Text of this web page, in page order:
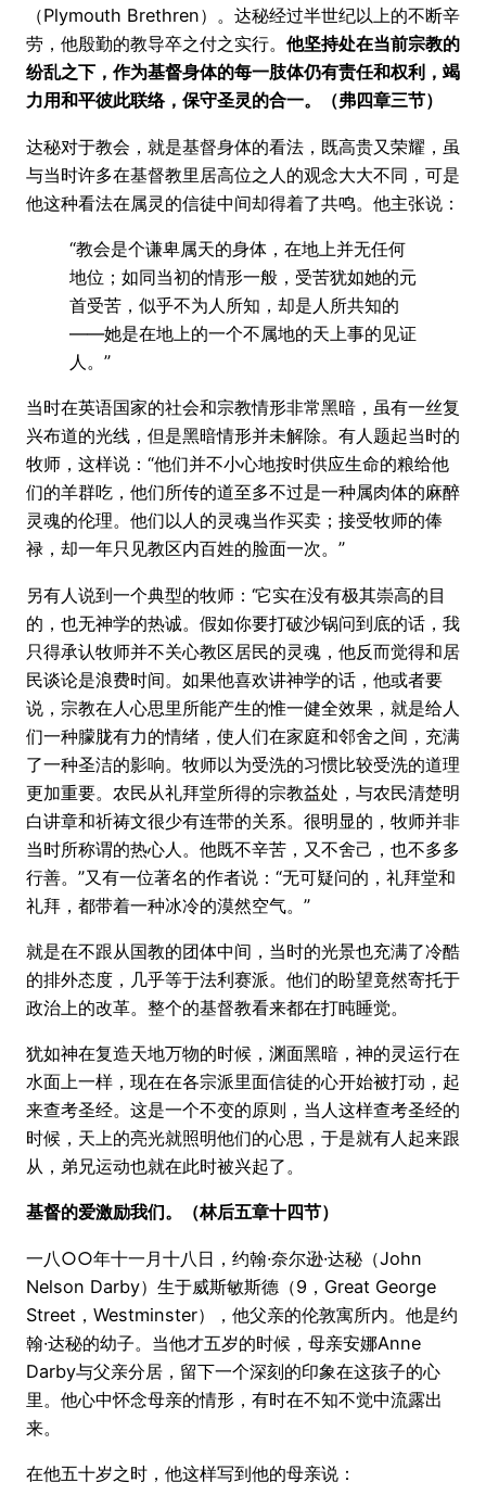
（Plymouth Brethren）。达秘经过半世纪以上的不断辛
劳，他殷勤的教导卒之付之实行。 他坚持处在当前宗教的
纷乱之下，作为基督身体的每一肢体仍有责任和权利，竭
力用和平彼此联络，保守圣灵的合一。（弗四章三节）
达秘对于教会，就是基督身体的看法，既高贵又荣耀，虽
与当时许多在基督教里居高位之人的观念大大不同，可是
他这种看法在属灵的信徒中间却得着了共鸣。他主张说：
“教会是个谦卑属天的身体，在地上并无任何
地位；如同当初的情形一般，受苦犹如她的元
首受苦，似乎不为人所知，却是人所共知的
——她是在地上的一个不属地的天上事的见证
人。”
当时在英语国家的社会和宗教情形非常黑暗，虽有一丝复
兴布道的光线，但是黑暗情形并未解除。有人题起当时的
牧师，这样说：“他们并不小心地按时供应生命的粮给他
们的羊群吃，他们所传的道至多不过是一种属肉体的麻醉
灵魂的伦理。他们以人的灵魂当作买卖；接受牧师的俸
禄，却一年只见教区内百姓的脸面一次。”
另有人说到一个典型的牧师：‘它实在没有极其崇高的目
的，也无神学的热诚。假如你要打破沙锅问到底的话，我
只得承认牧师并不关心教区居民的灵魂，他反而觉得和居
民谈论是浪费时间。如果他喜欢讲神学的话，他或者要
说，宗教在人心思里所能产生的惟一健全效果，就是给人
们一种朦胧有力的情绪，使人们在家庭和邻舍之间，充满
了一种圣洁的影响。牧师以为受洗的习惯比较受洗的道理
更加重要。农民从礼拜堂所得的宗教益处，与农民清楚明
白讲章和祈祷文很少有连带的关系。很明显的，牧师并非
当时所称谓的热心人。他既不辛苦，又不舍己，也不多多
行善。”又有一位著名的作者说：“无可疑问的，礼拜堂和
礼拜，都带着一种冰冷的漠然空气。”
就是在不跟从国教的团体中间，当时的光景也充满了冷酷
的排外态度，几乎等于法利赛派。他们的盼望竟然寄托于
政治上的改革。整个的基督教看来都在打盹睡觉。
犹如神在复造天地万物的时候，渊面黑暗，神的灵运行在
水面上一样，现在在各宗派里面信徒的心开始被打动，起
来查考圣经。这是一个不变的原则，当人这样查考圣经的
时候，天上的亮光就照明他们的心思，于是就有人起来跟
从，弟兄运动也就在此时被兴起了。
基督的爱激励我们。（林后五章十四节）
一八○○年十一月十八日，约翰·奈尔逊·达秘（John
Nelson Darby）生于威斯敏斯德（9，Great George
Street，Westminster），他父亲的伦敦寓所内。他是约
翰·达秘的幼子。当他才五岁的时候，母亲安娜Anne
Darby与父亲分居，留下一个深刻的印象在这孩子的心
里。他心中怀念母亲的情形，有时在不知不觉中流露出
来。
在他五十岁之时，他这样写到他的母亲说：